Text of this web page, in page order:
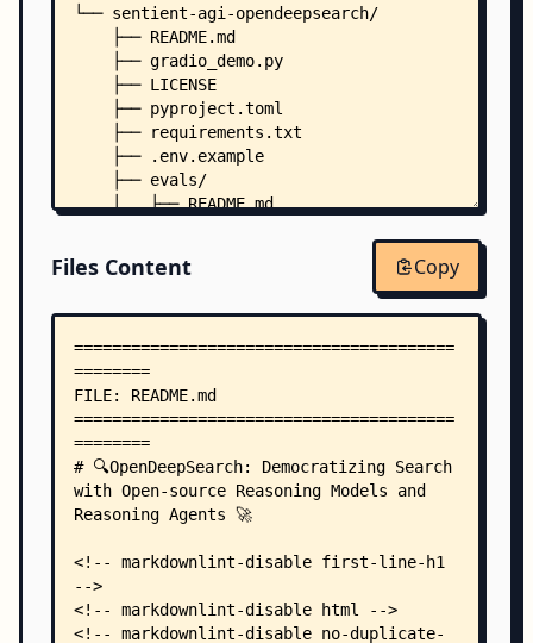
└── sentient-agi-opendeepsearch/
    ├── README.md
    ├── gradio_demo.py
    ├── LICENSE
    ├── pyproject.toml
    ├── requirements.txt
    ├── .env.example
    ├── evals/
    │   ├── README.md
    │   ├── eval_tasks.py
    │   └── grader_prompts.py
    ├── src/
    │   └── opendeepsearch/
    │       ├── __init__.py
    │       ├── ods_agent.py
    │       ├── ods_tool.py
    │       ├── prompts.py
    │       ├── wolfram_tool.py
    │       ├── context_building/
    │       │   └── process_sources_pro.py
    │       ├── context_scraping/
    │       │   ├── basic_web_scraper.py
    │       │   ├── crawl4ai_scraper.py
Files Content Copy